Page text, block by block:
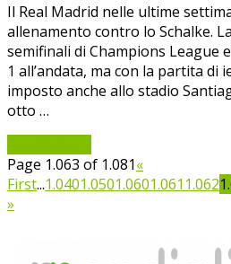
Il Real Madrid nelle ultime
allenamento contro lo Schalke.
semifinali di Champions League
1 all’andata, ma con la partita di
imposto anche allo stadio
otto …
Page 1.063 of 1.081«
First...1.0401.0501.0601.061 1.062
»